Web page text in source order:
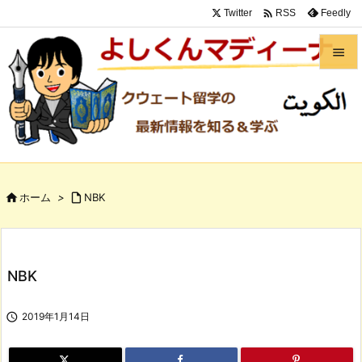


メニュ

次へ
Twitter  RSS Feedly
ホーム >  NBK
NBK
 2019年1月14日